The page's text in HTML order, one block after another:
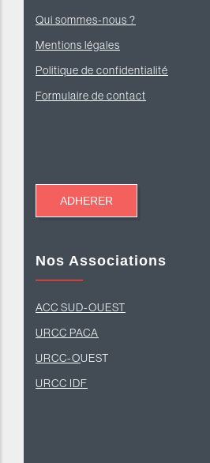
Qui sommes-nous ?
Mentions légales
Politique de confidentialité
Formulaire de contact
Nos Associations
ACC SUD-OUEST
URCC PACA
URCC-OUEST
URCC IDF